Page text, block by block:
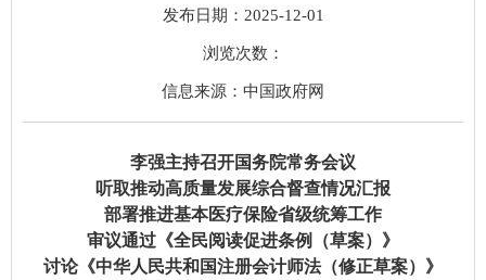
发布日期：2025-12-01
浏览次数：
信息来源：中国政府网
李强主持召开国务院常务会议
听取推动高质量发展综合督查情况汇报
部署推进基本医疗保险省级统筹工作
审议通过《全民阅读促进条例（草案）》
讨论《中华人民共和国注册会计师法（修正草案）》